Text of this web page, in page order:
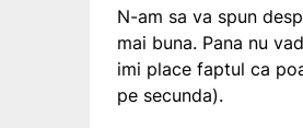
N-am sa va spun
mai buna. Pana nu
imi place faptul ca
pe secunda).